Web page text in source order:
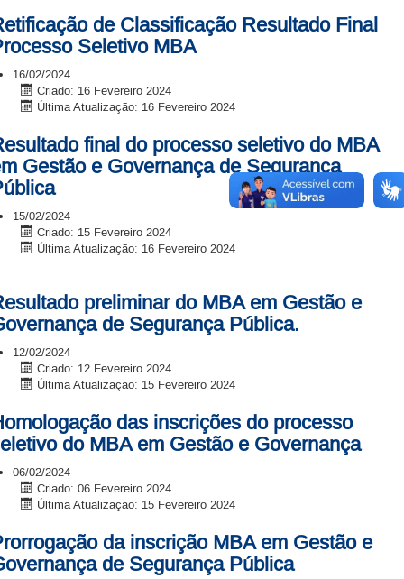
de Classificação Resultado Final
Seletivo MBA
16/02/2024
Criado: 16 Fevereiro 2024
Última Atualização: 16 Fevereiro 2024
final do processo seletivo do MBA
Gestão e Governança de Segurança
15/02/2024
Criado: 15 Fevereiro 2024
Última Atualização: 16 Fevereiro 2024
preliminar do MBA em Gestão e
de Segurança Pública.
12/02/2024
Criado: 12 Fevereiro 2024
Última Atualização: 15 Fevereiro 2024
das inscrições do processo
do MBA em Gestão e Governança
06/02/2024
Criado: 06 Fevereiro 2024
Última Atualização: 15 Fevereiro 2024
da inscrição MBA em Gestão e
de Segurança Pública